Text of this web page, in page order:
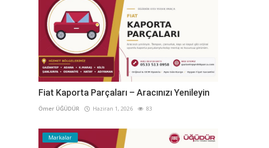
Fiat Kaporta Parçaları – Aracınızı Yenileyin
Ömer ÜĞÜDÜR Haziran 1, 2026 83
Markalar